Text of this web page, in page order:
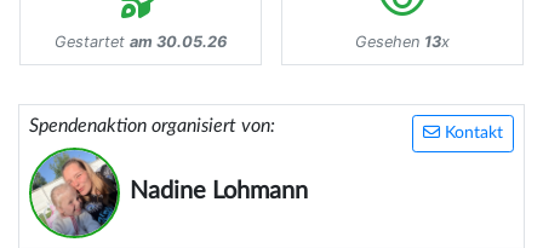
Gestartet am 30.05.26 Gesehen 13x
Kontakt
Spendenaktion organisiert von:
Nadine Lohmann